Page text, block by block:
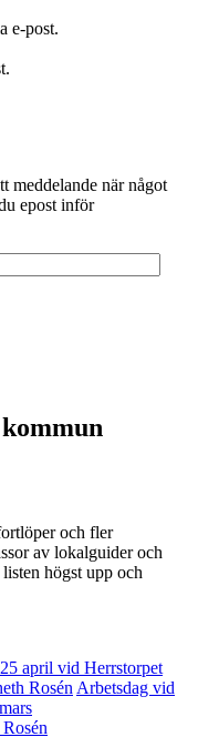
e-post.
meddelande när något
epost inför
och fler
av lokalguider och
högst upp och
april vid Herrstorpet
Arbetsdag vid